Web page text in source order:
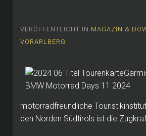
VERÖFFENTLICHT IN MAGAZIN &
VORARLBERG
motorradfreundliche
den Norden Südtirols ist die